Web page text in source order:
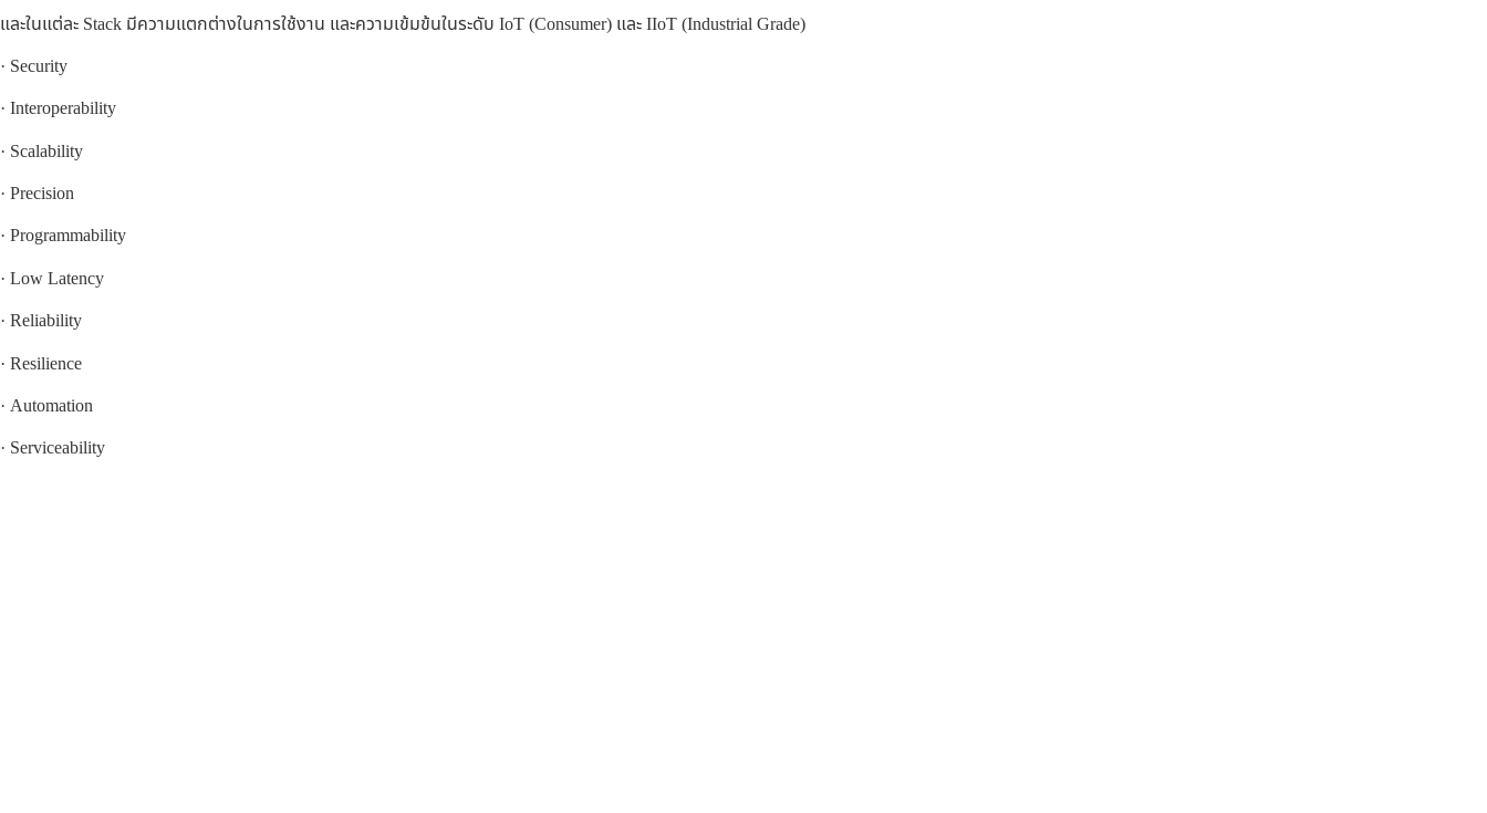
และในแต่ละ Stack มีความแตกต่างในการใช้งาน และความเข้มข้นในระดับ IoT (Consumer) และ IIoT (Industrial Grade)
· Security
· Interoperability
· Scalability
· Precision
· Programmability
· Low Latency
· Reliability
· Resilience
· Automation
· Serviceability